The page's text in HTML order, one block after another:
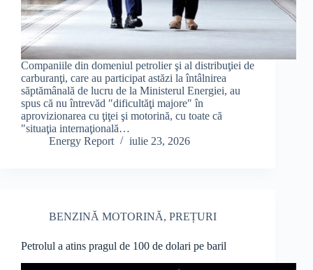
Companiile din domeniul petrolier şi al distribuţiei de
carburanţi, care au participat astăzi la întâlnirea
săptămânală de lucru de la Ministerul Energiei, au
spus că nu întrevăd ″dificultăţi majore″ în
aprovizionarea cu ţiţei şi motorină, cu toate că
″situaţia internaţională…
Energy Report
iulie 23, 2026
BENZINĂ MOTORINĂ, PREȚURI
Petrolul a atins pragul de 100 de dolari pe baril